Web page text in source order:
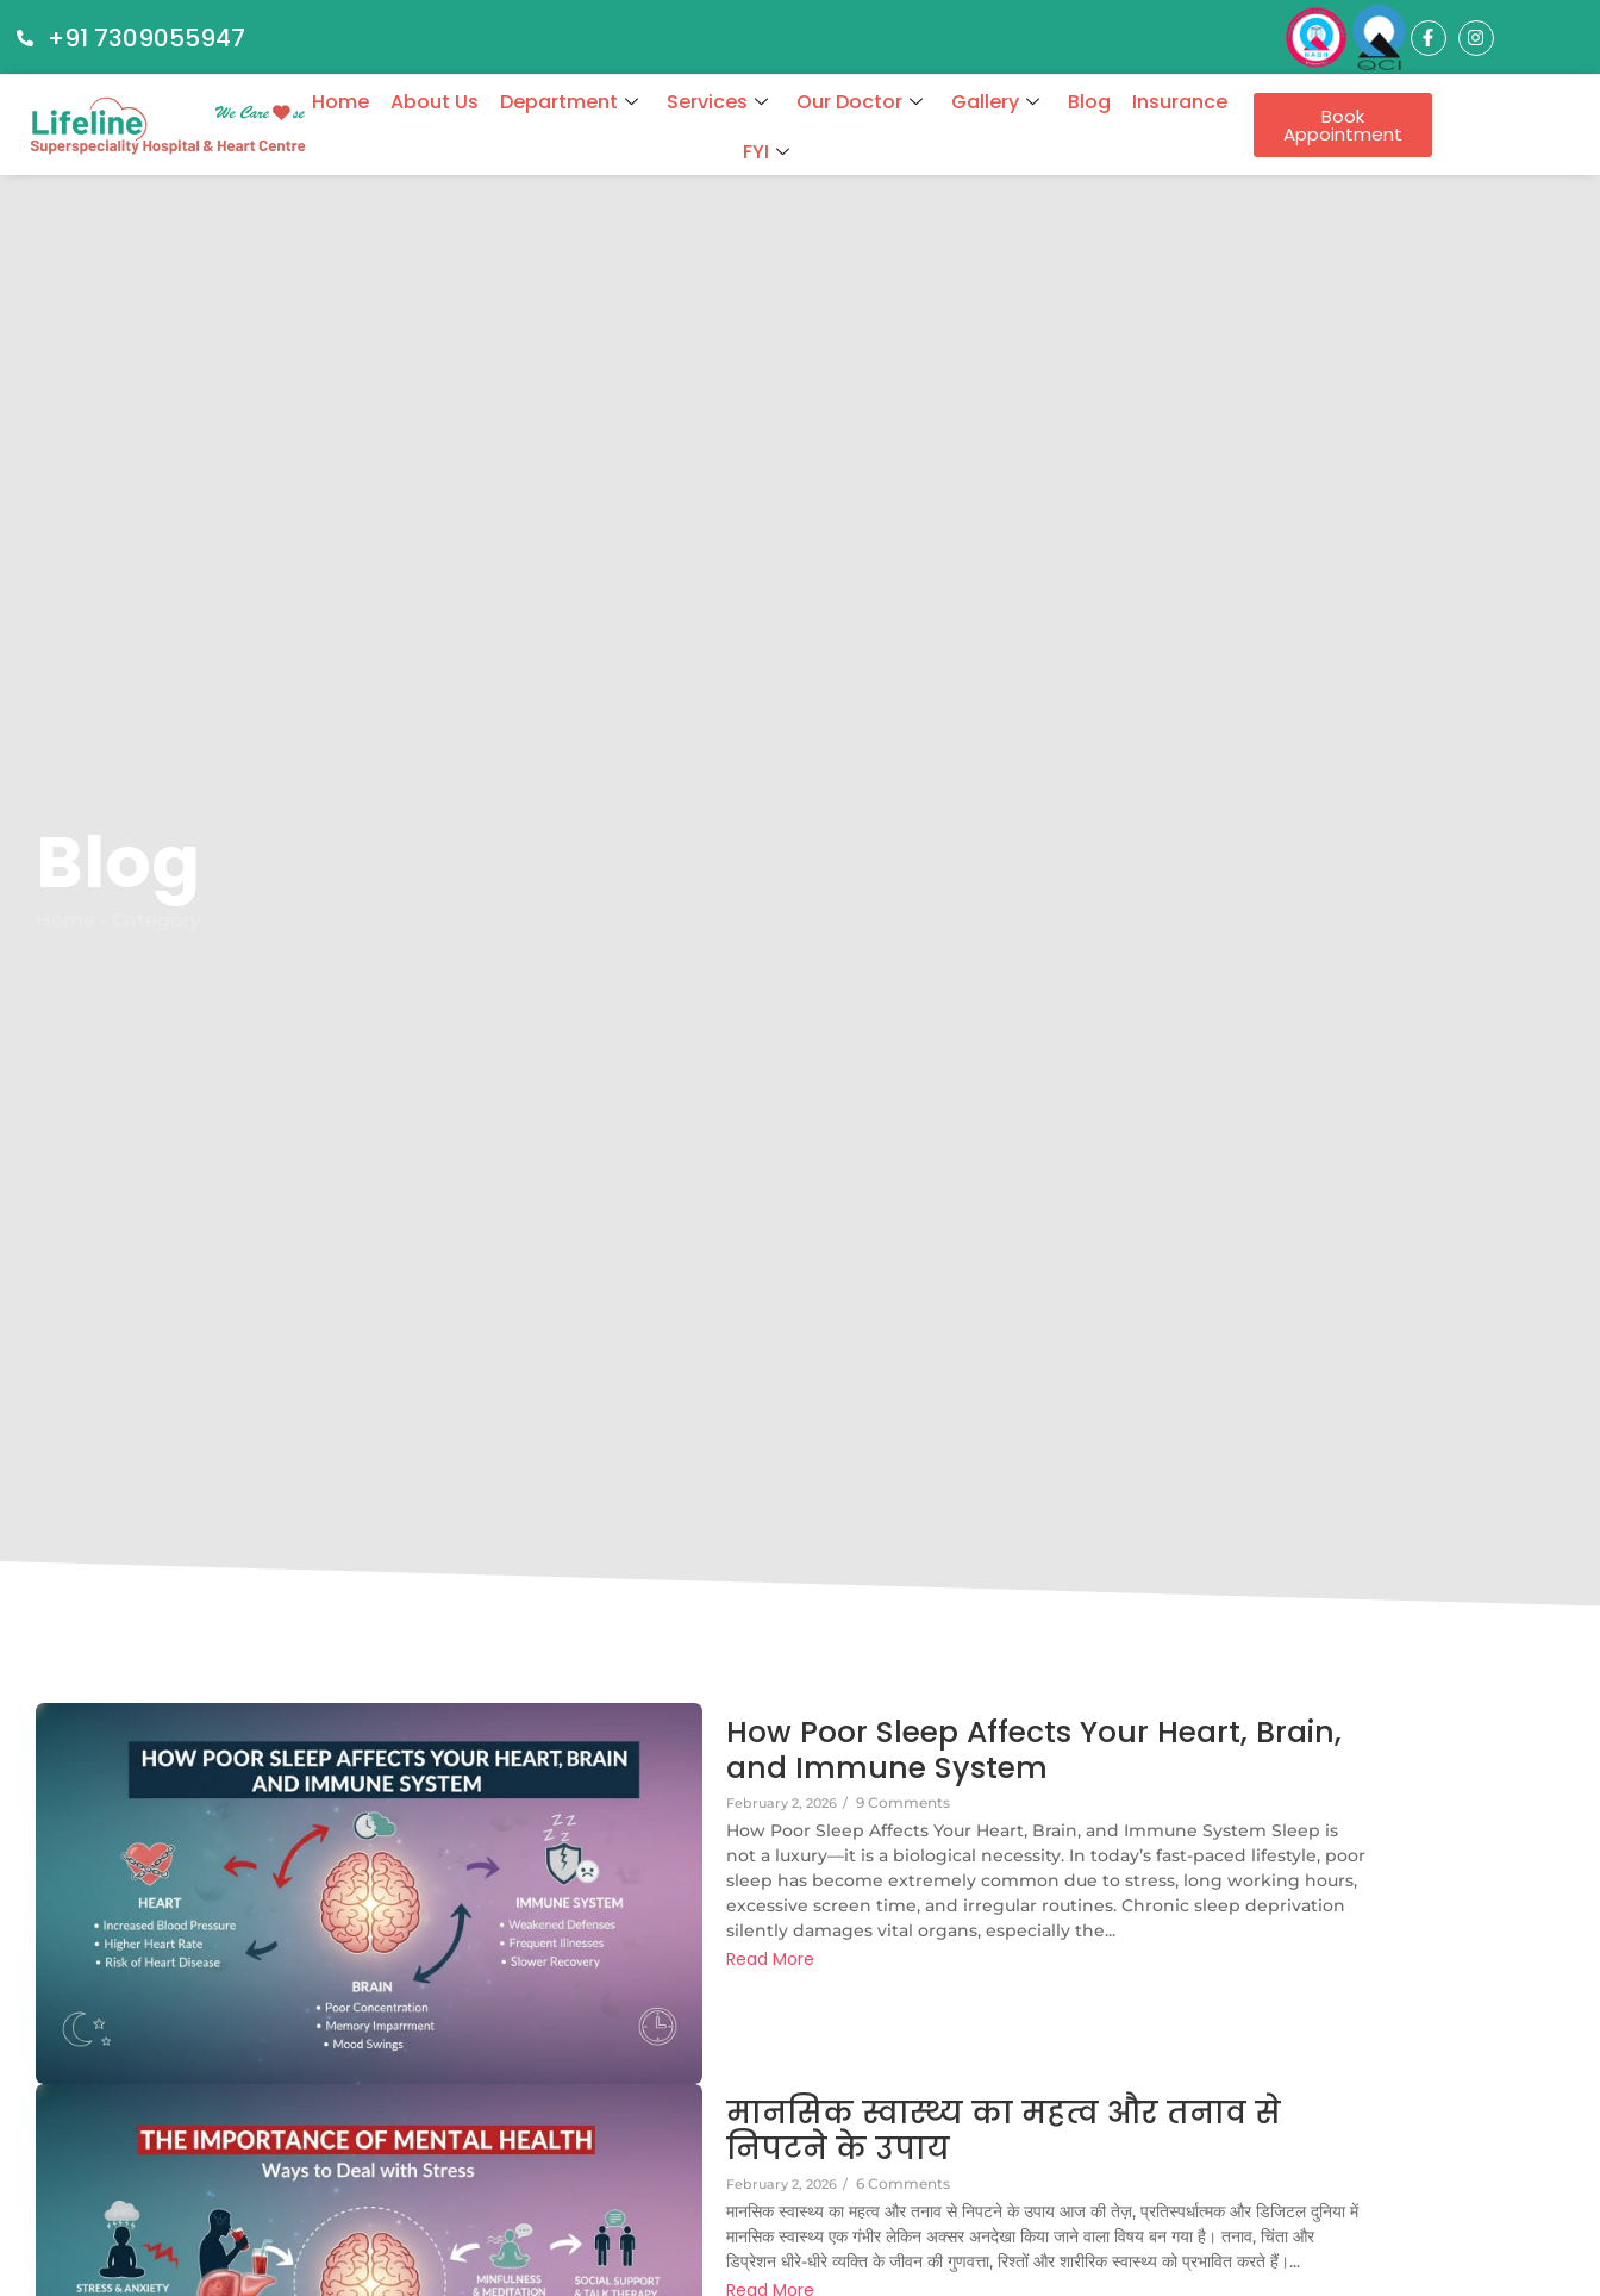
+91 7309055947
Home About Us Department Services Our Doctor Gallery Blog
Insurance
FYI
Book
Appointment
Blog
How Poor Sleep Affects Your Heart, Brain,
and Immune System
February 2, 2026 / 9 Comments
How Poor Sleep Affects Your Heart, Brain, and Immune System Sleep is
not a luxury—it is a biological necessity. In today’s fast-paced lifestyle, poor
sleep has become extremely common due to stress, long working hours,
excessive screen time, and irregular routines. Chronic sleep deprivation
silently damages vital organs, especially the...
Read More
मानसिक स्वास्थ्य का महत्व और तनाव से
निपटने के उपाय
February 2, 2026 / 6 Comments
मानसिक स्वास्थ्य का महत्व और तनाव से निपटने के उपाय आज की तेज़, प्रतिस्पर्धात्मक और डिजिटल दुनिया में
मानसिक स्वास्थ्य एक गंभीर लेकिन अक्सर अनदेखा किया जाने वाला विषय बन गया है। तनाव, चिंता और
डिप्रेशन धीरे-धीरे व्यक्ति के जीवन की गुणवत्ता, रिश्तों और शारीरिक स्वास्थ्य को प्रभावित करते हैं।...
Read More